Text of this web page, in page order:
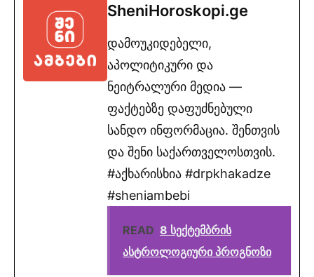
SheniHoroskopi.ge
დამოუკიდებელი,
აპოლიტიკური და
ნეიტრალური მედია —
ფაქტებზე დაფუძნებული
სანდო ინფორმაცია. შენთვის
და შენი საქართველოსთვის.
#აქხარისხია #drpkhakadze
#sheniambebi
READ 8 სექტემბრის
ასტროლოგიური პროგნოზი